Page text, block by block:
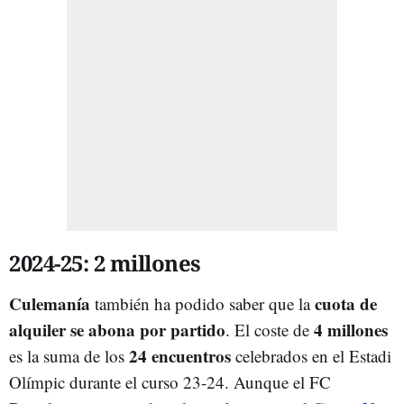
2024-25: 2 millones
Culemanía también ha podido saber que lacuota de
alquiler se abona por partido. El coste de 4 millones
es la suma de los 24 encuentros celebrados en el Estadi
Olímpic durante el curso 23-24. Aunque el FC